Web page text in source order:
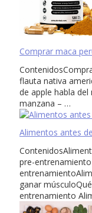
Comprar maca
flauta nativa
de apple habla
manzana – …
Alimentos antes
pre-
ganar
entrenamiento